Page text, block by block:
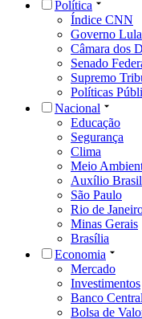
Política
Índice CNN
Governo Lula
Câmara dos
Senado
Supremo
Políticas
Nacional
Educação
Segurança
Clima
Meio
Auxílio Brasil
São Paulo
Rio de
Minas Gerais
Brasília
Economia
Mercado
Investimentos
Banco Central
Bolsa de